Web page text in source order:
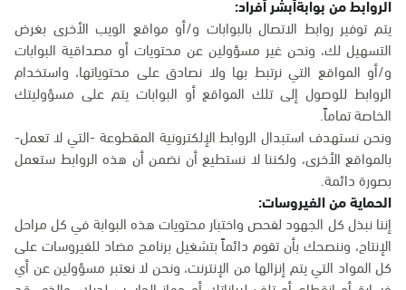
يتم توفير روابط الاتصال بالبوابات و/أو مواقع الويب الأخرى بغرض
التسهيل لك، ونحن غير مسؤولين عن محتويات أو مصداقية البوابات
و/أو المواقع التي نرتبط بها ولا نصادق على محتوياتها، واستخدام
الروابط للوصول إلى تلك المواقع أو البوابات يتم على مسؤوليتك
الخاصة تماماً.
ونحن نستهدف استبدال الروابط الإلكترونية المقطوعة -التي لا تعمل-
بالمواقع الأخرى، ولكننا لا نستطيع أن نضمن أن هذه الروابط ستعمل
بصورة دائمة.
الحماية من الفيروسات:
إننا نبذل كل الجهود لفحص واختبار محتويات هذه البوابة في كل مراحل
الإنتاج، وننصحك بأن تقوم دائماً بتشغيل برنامج مضاد للفيروسات على
كل المواد التي يتم إنزالها من الإنترنت، ونحن لا نعتبر مسؤولين عن أي